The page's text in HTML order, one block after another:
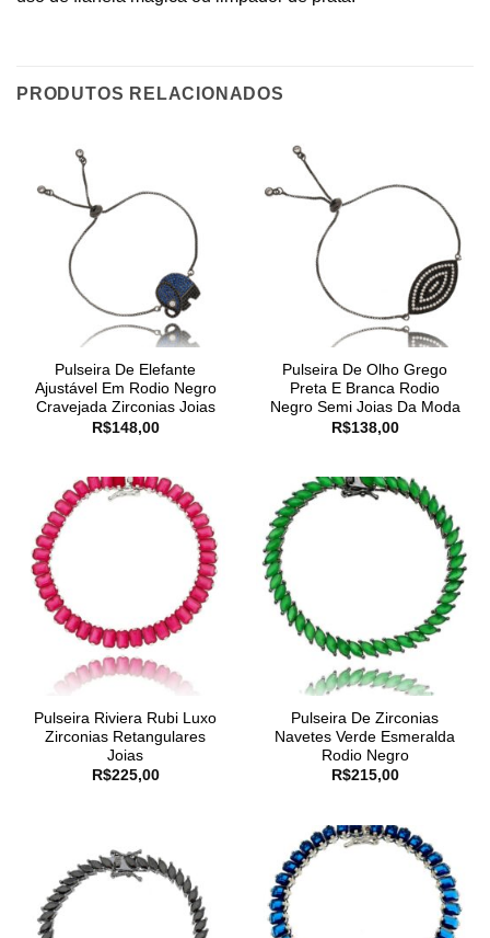
PRODUTOS RELACIONADOS
Pulseira De Elefante
Ajustável Em Rodio Negro
Cravejada Zirconias Joias
R$148,00
Pulseira De Olho Grego
Preta E Branca Rodio
Negro Semi Joias Da Moda
R$138,00
Pulseira Riviera Rubi Luxo
Zirconias Retangulares
Joias
R$225,00
Pulseira De Zirconias
Navetes Verde Esmeralda
Rodio Negro
R$215,00